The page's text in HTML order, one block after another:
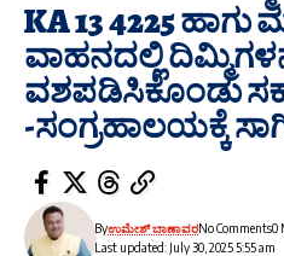
KA 13 4225 ಹಾಗು
ವಾಹನದಲ್ಲಿ
ವಶಪಡಿಸಿಕೊಂಡು
-ಸಂಗ್ರಹಾಲಯಕ್ಕೆ
Last updated: July 30, 2025 5:55 am
Byಉಮೇಶ್ ಬಾಣಾವರNo Comments0